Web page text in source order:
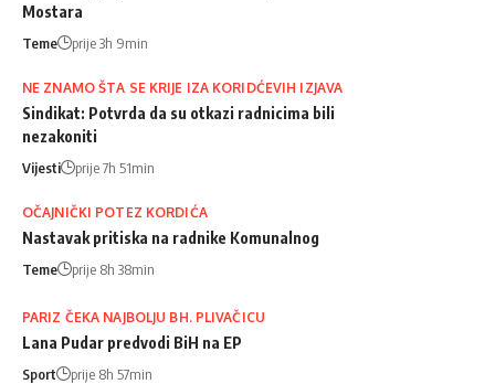
Mostara
Teme prije 3h 9min
NE ZNAMO ŠTA SE KRIJE IZA KORIDĆEVIH IZJAVA
Sindikat: Potvrda da su otkazi radnicima bili
nezakoniti
Vijesti prije 7h 51min
OČAJNIČKI POTEZ KORDIĆA
Nastavak pritiska na radnike Komunalnog
Teme prije 8h 38min
PARIZ ČEKA NAJBOLJU BH. PLIVAČICU
Lana Pudar predvodi BiH na EP
Sport prije 8h 57min